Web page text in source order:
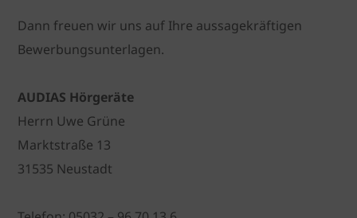
Dann freuen wir uns auf Ihre aussagekräftigen
Bewerbungsunterlagen.
AUDIAS Hörgeräte
Herrn Uwe Grüne
Marktstraße 13
31535 Neustadt